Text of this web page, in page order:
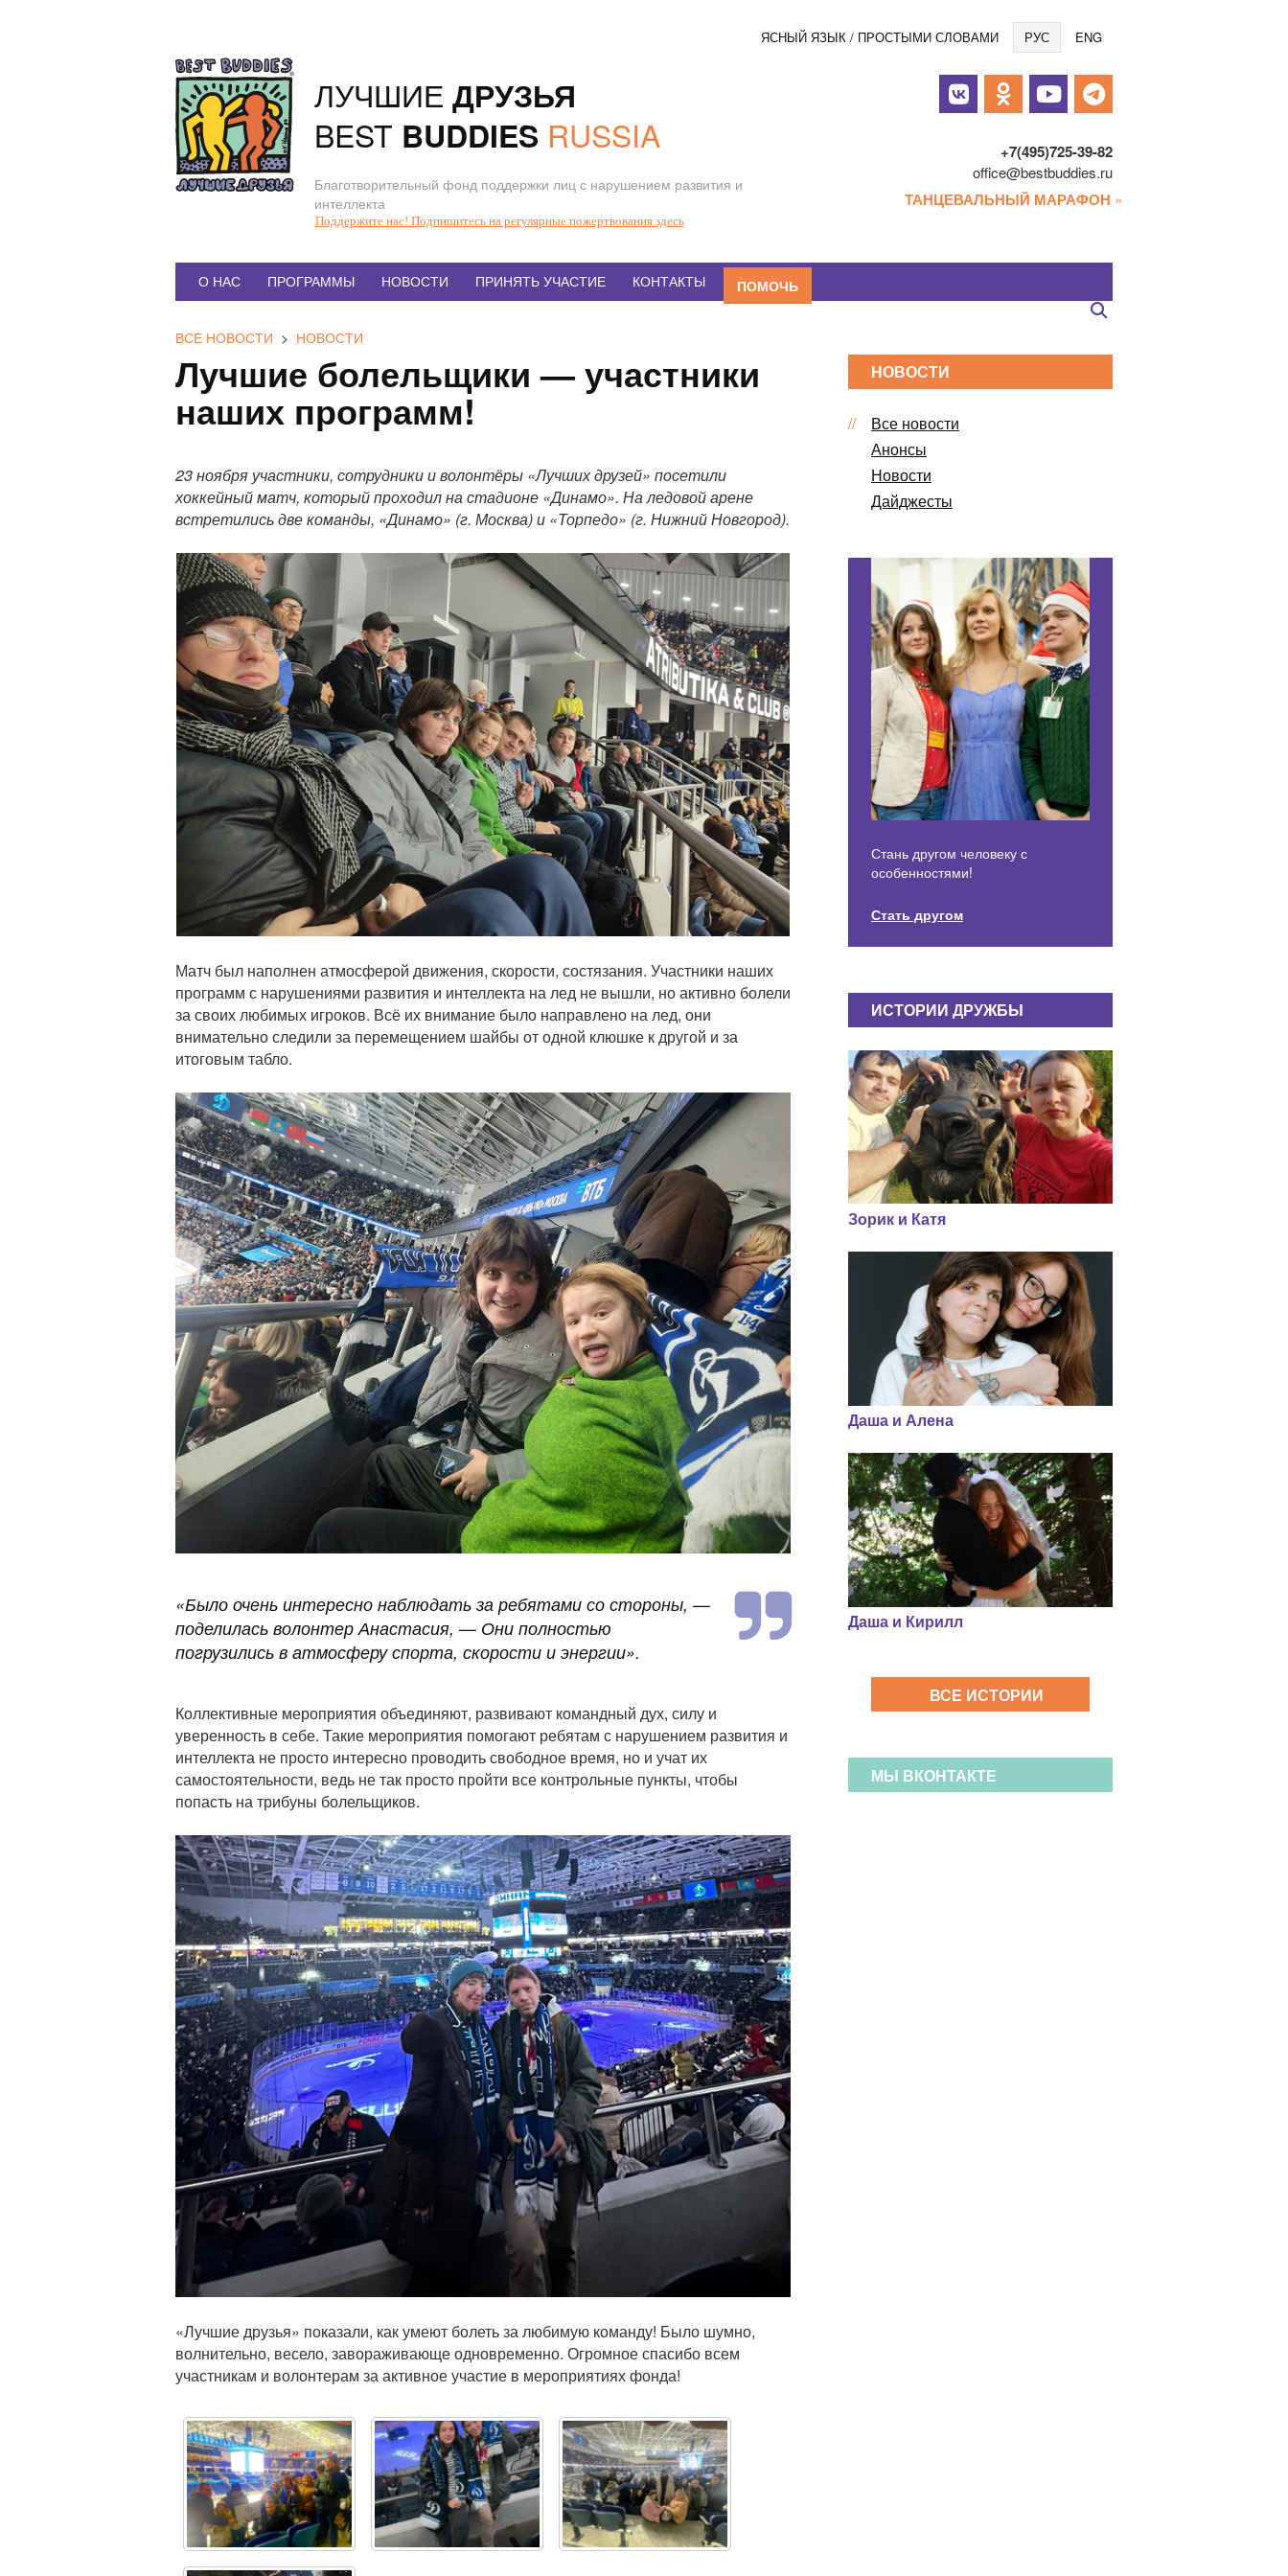
к
содержанию
ЯСНЫЙ ЯЗЫК / ПРОСТЫМИ СЛОВАМИ РУС ENG
ЛУЧШИЕ ДРУЗЬЯ
BEST BUDDIES RUSSIA
Благотворительный фонд поддержки лиц с нарушением развития и
интеллекта
+7(495)725-39-82
office@bestbuddies.ru
ТАНЦЕВАЛЬНЫЙ МАРАФОН »
Поддержите нас! Подпишитесь на регулярные пожертвования здесь
Главное
О НАС ПРОГРАММЫ НОВОСТИ ПРИНЯТЬ УЧАСТИЕ КОНТАКТЫ ПОМОЧЬ
ВСЕ НОВОСТИ > НОВОСТИ
Лучшие болельщики — участники
наших программ!
л
н
ы
й
т
е
с
т
п
у
б
л
и
к
а
ц
23 ноября участники, сотрудники и волонтёры «Лучших друзей» посетили
хоккейный матч, который проходил на стадионе «Динамо». На ледовой арене
встретились две команды, «Динамо» (г. Москва) и «Торпедо» (г. Нижний Новгород).
Матч был наполнен атмосферой движения, скорости, состязания. Участники наших
программ с нарушениями развития и интеллекта на лед не вышли, но активно болели
за своих любимых игроков. Всё их внимание было направлено на лед, они
внимательно следили за перемещением шайбы от одной клюшке к другой и за
итоговым табло.
«Было очень интересно наблюдать за ребятами со стороны, —
поделилась волонтер Анастасия, — Они полностью
погрузились в атмосферу спорта, скорости и энергии».
Коллективные мероприятия объединяют, развивают командный дух, силу и
уверенность в себе. Такие мероприятия помогают ребятам с нарушением развития и
интеллекта не просто интересно проводить свободное время, но и учат их
самостоятельности, ведь не так просто пройти все контрольные пункты, чтобы
попасть на трибуны болельщиков.
«Лучшие друзья» показали, как умеют болеть за любимую команду! Было шумно,
волнительно, весело, завораживающе одновременно. Огромное спасибо всем
участникам и волонтерам за активное участие в мероприятиях фонда!
НОВОСТИ
Все новости
Анонсы
Новости
Дайджесты
Стань другом человеку с
особенностями!
Стать другом
ИСТОРИИ ДРУЖБЫ
Зорик и Катя
Даша и Алена
Даша и Кирилл
ВСЕ ИСТОРИИ
МЫ ВКОНТАКТЕ